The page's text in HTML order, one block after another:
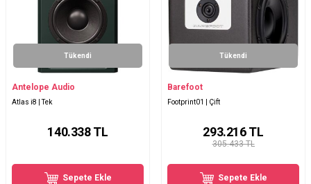
Tükendi
Antelope Audio
Atlas i8 | Tek
140.338TL
Sepete Ekle
Tükendi
Barefoot
Footprint01 | Çift
305.433 TL
293.216TL
Sepete Ekle